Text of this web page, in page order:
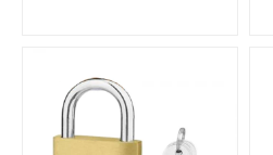
Trabaja con nosotros